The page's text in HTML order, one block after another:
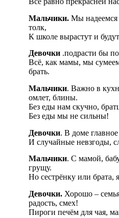
Мальчики. Мы надеемся
толк,
К школе вырастут и
Девочки .подрасти бы
Всё, как мамы, мы
брать.
Мальчики. Важно в
омлет, блины.
Без еды нам скучно,
Без еды мы не сильны!
Девочки. В доме
И случайные невзгоды,
Мальчики. С мамой,
грущу.
Но сестрёнку или брата,
Девочки. Хорошо –
радость, смех!
Пироги печём для чая,